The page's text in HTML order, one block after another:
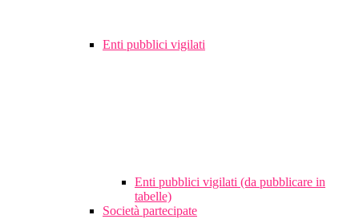
Enti pubblici vigilati
Enti pubblici vigilati (da pubblicare in
tabelle)
Società partecipate